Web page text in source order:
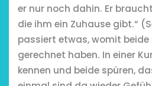
er nur noch dahin. Er
die ihm ein Zuhause gibt.“
passiert etwas, womit
gerechnet haben. In einer
kennen und beide spüren,